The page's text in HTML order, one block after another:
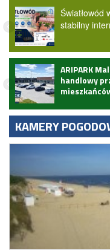
Światłowód
stabilny
ARIPARK
handlowy
KAMERY